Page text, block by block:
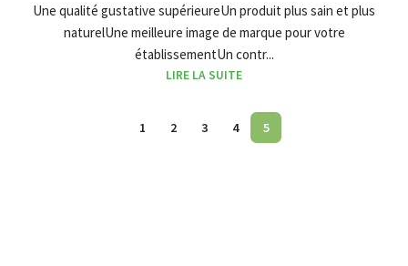
Une qualité gustative supérieureUn produit plus sain et plus
naturelUne meilleure image de marque pour votre
établissementUn contr...
LIRE LA SUITE
1 2 3 4 5